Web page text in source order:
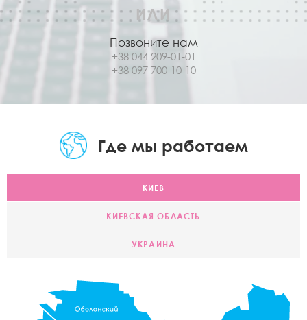
ИЛИ
Позвоните нам
+38 044 209-01-01
+38 097 700-10-10
Где мы работаем
КИЕВ
КИЕВСКАЯ ОБЛАСТЬ
УКРАИНА